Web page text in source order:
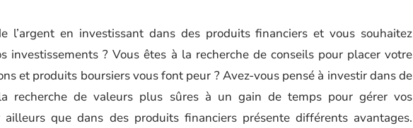
l’argent en investissant dans des produits financiers et vous souhaitez
investissements ? Vous êtes à la recherche de conseils pour placer votre
et produits boursiers vous font peur ? Avez-vous pensé à investir dans de
recherche de valeurs plus sûres à un gain de temps pour gérer vos
ailleurs que dans des produits financiers présente différents avantages.